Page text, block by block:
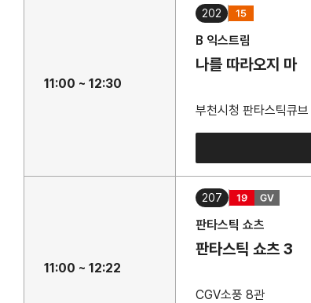
11:00 ~ 12:30
202
B 익스트림
나를 따라오지 마
부천시청 판타스틱큐브
11:00 ~ 12:22
207
판타스틱 쇼츠
판타스틱 쇼츠 3
CGV소풍 8관